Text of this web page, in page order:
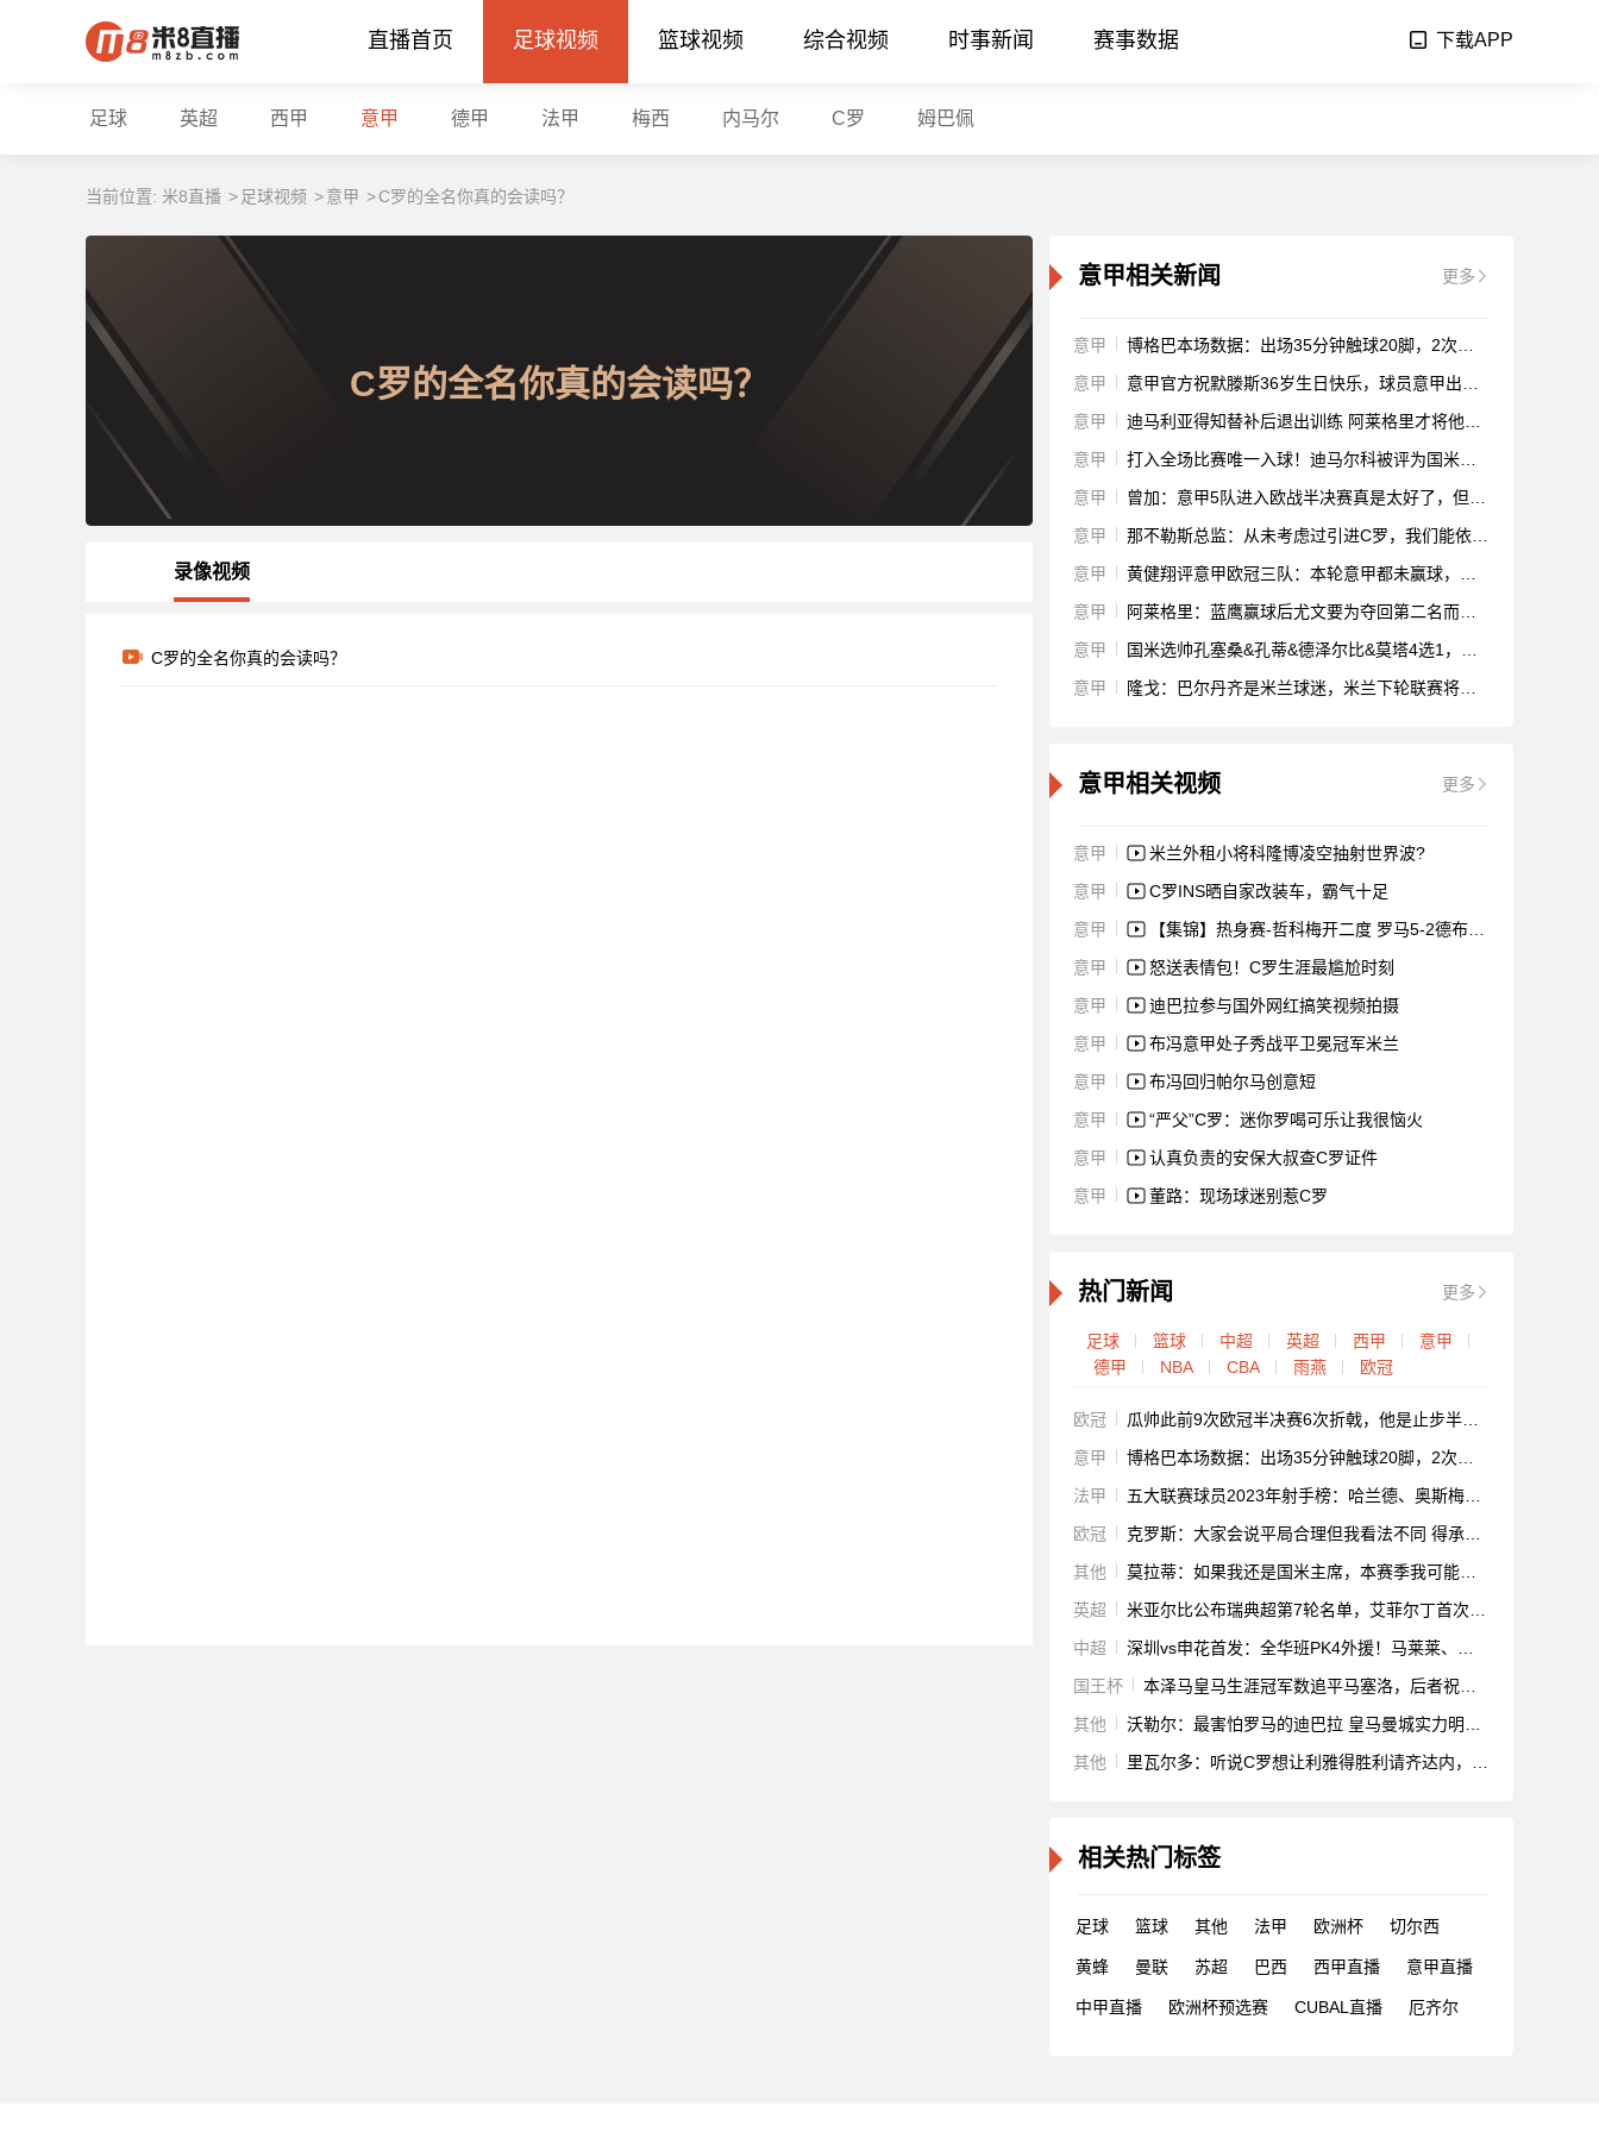
直播首页 足球视频 篮球视频 综合视频 时事新闻 赛事数据 下载APP
足球 英超 西甲 意甲 德甲 法甲 梅西 内马尔 C罗 姆巴佩
当前位置: 米8直播 > 足球视频 >意甲 >C罗的全名你真的会读吗？
C罗的全名你真的会读吗？
录像视频
C罗的全名你真的会读吗？
意甲相关新闻 更多
意甲
博格巴本场数据：出场35分钟触球20脚，2次射正3次争顶成功
意甲
意甲官方祝默滕斯36岁生日快乐，球员意甲出战295场113球66助
意甲
迪马利亚得知替补后退出训练 阿莱格里才将他移出名单
意甲
打入全场比赛唯一入球！迪马尔科被评为国米战尤文最佳球员
意甲
曾加：意甲5队进入欧战半决赛真是太好了，但本土前锋少得可怜
意甲
那不勒斯总监：从未考虑过引进C罗，我们能依靠现有的阵容
意甲
黄健翔评意甲欧冠三队：本轮意甲都未赢球，多线作战能力不足
意甲
阿莱格里：蓝鹰赢球后尤文要为夺回第二名而战 博格巴还不能首发
意甲
国米选帅孔塞桑&孔蒂&德泽尔比&莫塔4选1，不太可能请孔蒂
意甲
隆戈：巴尔丹齐是米兰球迷，米兰下轮联赛将对他进行现场考察
意甲相关视频 更多
意甲
米兰外租小将科隆博凌空抽射世界波?
意甲
C罗INS晒自家改装车，霸气十足
意甲
【集锦】热身赛-哲科梅开二度 罗马5-2德布雷塞尼
意甲
怒送表情包！C罗生涯最尴尬时刻
意甲
迪巴拉参与国外网红搞笑视频拍摄
意甲
布冯意甲处子秀战平卫冕冠军米兰
意甲
布冯回归帕尔马创意短
意甲
“严父”C罗：迷你罗喝可乐让我很恼火
意甲
认真负责的安保大叔查C罗证件
意甲
董路：现场球迷别惹C罗
热门新闻 更多
足球 篮球 中超 英超 西甲
意甲
德甲
NBA CBA 雨燕 欧冠
欧冠
瓜帅此前9次欧冠半决赛6次折戟，他是止步半决赛次数最多主帅
意甲
博格巴本场数据：出场35分钟触球20脚，2次射正3次争顶成功
法甲
五大联赛球员2023年射手榜：哈兰德、奥斯梅恩和拉卡泽特14球居首
欧冠
克罗斯：大家会说平局合理但我看法不同 得承认德布劳内进了好球
其他
莫拉蒂：如果我还是国米主席，本赛季我可能会炒掉小因扎吉
英超
米亚尔比公布瑞典超第7轮名单，艾菲尔丁首次进入比赛名单
中超
深圳vs申花首发：全华班PK4外援！马莱莱、特谢拉出战
国王杯
本泽马皇马生涯冠军数追平马塞洛，后者祝贺：为你自豪！
其他
沃勒尔：最害怕罗马的迪巴拉 皇马曼城实力明显强于米兰双雄
其他
里瓦尔多：听说C罗想让利雅得胜利请齐达内，若后者去沙特会很怪
相关热门标签
足球 篮球 其他 法甲 欧洲杯 切尔西
黄蜂 曼联 苏超 巴西 西甲直播 意甲直播
中甲直播 欧洲杯预选赛 CUBAL直播 厄齐尔